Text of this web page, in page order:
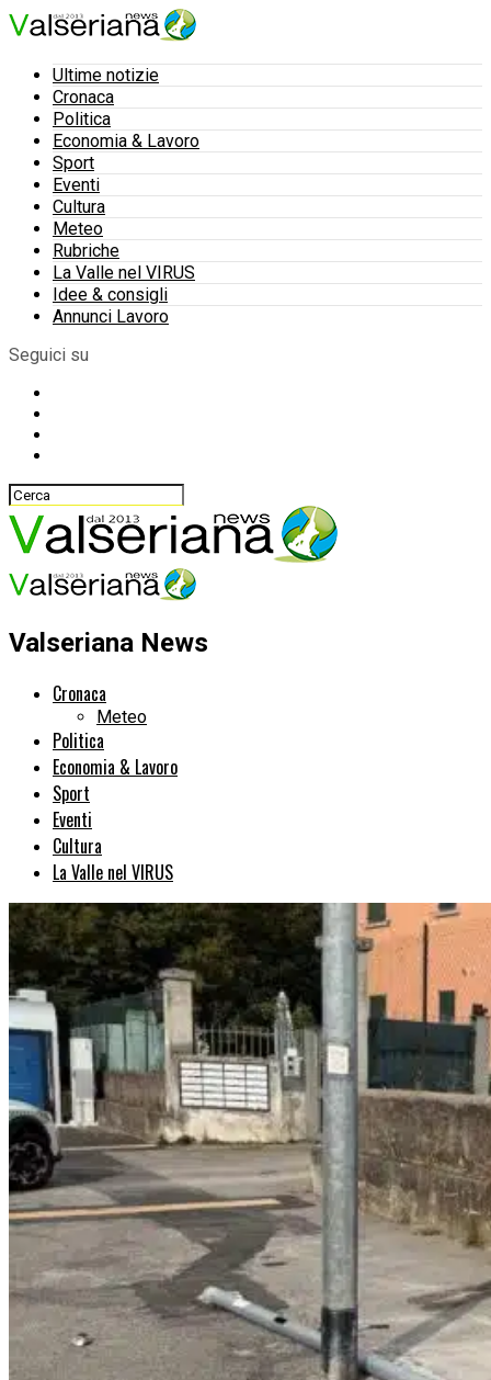
Ultime notizie
Cronaca
Politica
Economia & Lavoro
Sport
Eventi
Cultura
Meteo
Rubriche
La Valle nel VIRUS
Idee & consigli
Annunci Lavoro
Seguici su
Valseriana News
Cronaca
Meteo
Politica
Economia & Lavoro
Sport
Eventi
Cultura
La Valle nel VIRUS